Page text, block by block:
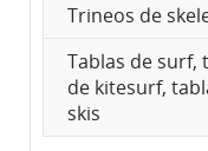
Trineos de
Tablas de surf,
de kitesurf,
skis